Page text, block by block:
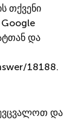
თქვენი
Google
და
18188.
და